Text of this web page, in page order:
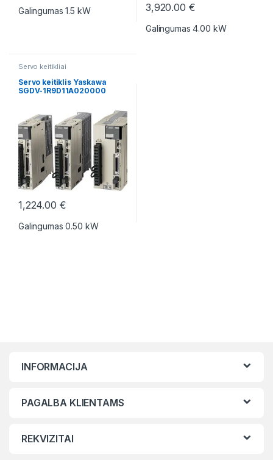
Galingumas 1.5 kW 3,920.00 €
Galingumas 4.00 kW
Servo keitikliai
Servo keitiklis Yaskawa
SGDV-1R9D11A020000
1,224.00 €
Galingumas 0.50 kW
INFORMACIJA
PAGALBA KLIENTAMS
REKVIZITAI